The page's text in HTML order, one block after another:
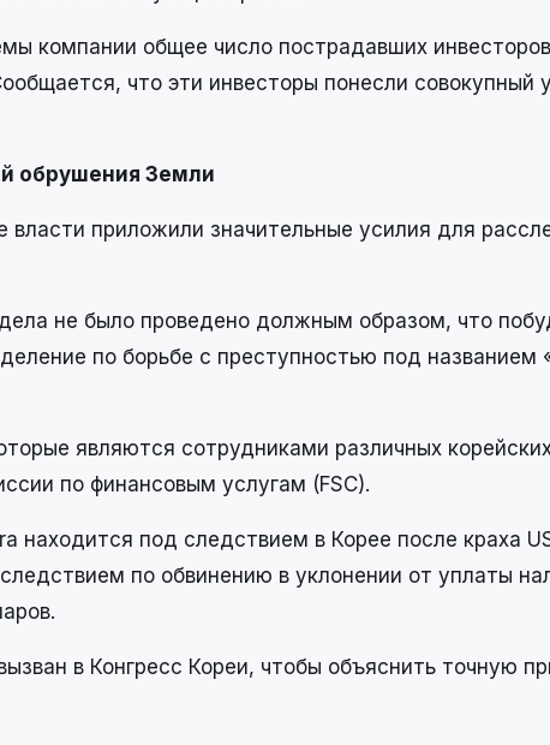
компании общее число пострадавших
что эти инвесторы понесли совокупный
обрушения Земли
приложили значительные усилия для
не было проведено должным образом, что
по борьбе с преступностью под названием
являются сотрудниками различных
по финансовым услугам (FSC).
находится под следствием в Корее после краха
по обвинению в уклонении от уплаты
в Конгресс Кореи, чтобы объяснить точную